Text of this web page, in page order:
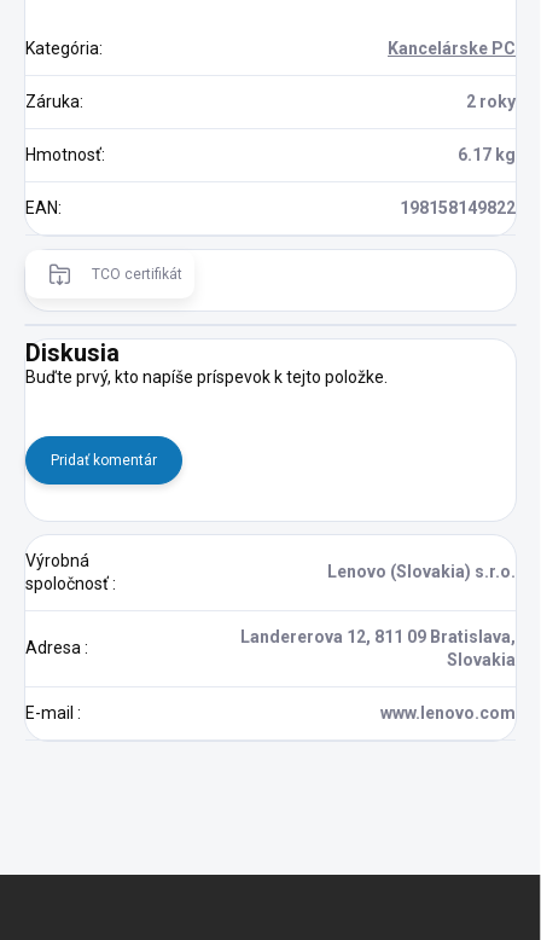
Kategória: Kancelárske PC
Záruka: 2 roky
Hmotnosť: 6.17 kg
EAN: 198158149822
TCO certifikát
Diskusia
Buďte prvý, kto napíše príspevok k tejto položke.
Pridať komentár
Výrobná
spoločnosť:
Lenovo (Slovakia) s.r.o.
Adresa:
Landererova 12, 811 09 Bratislava,
Slovakia
E-mail : www.lenovo.com